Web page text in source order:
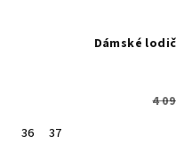
Dámské
4
36
37